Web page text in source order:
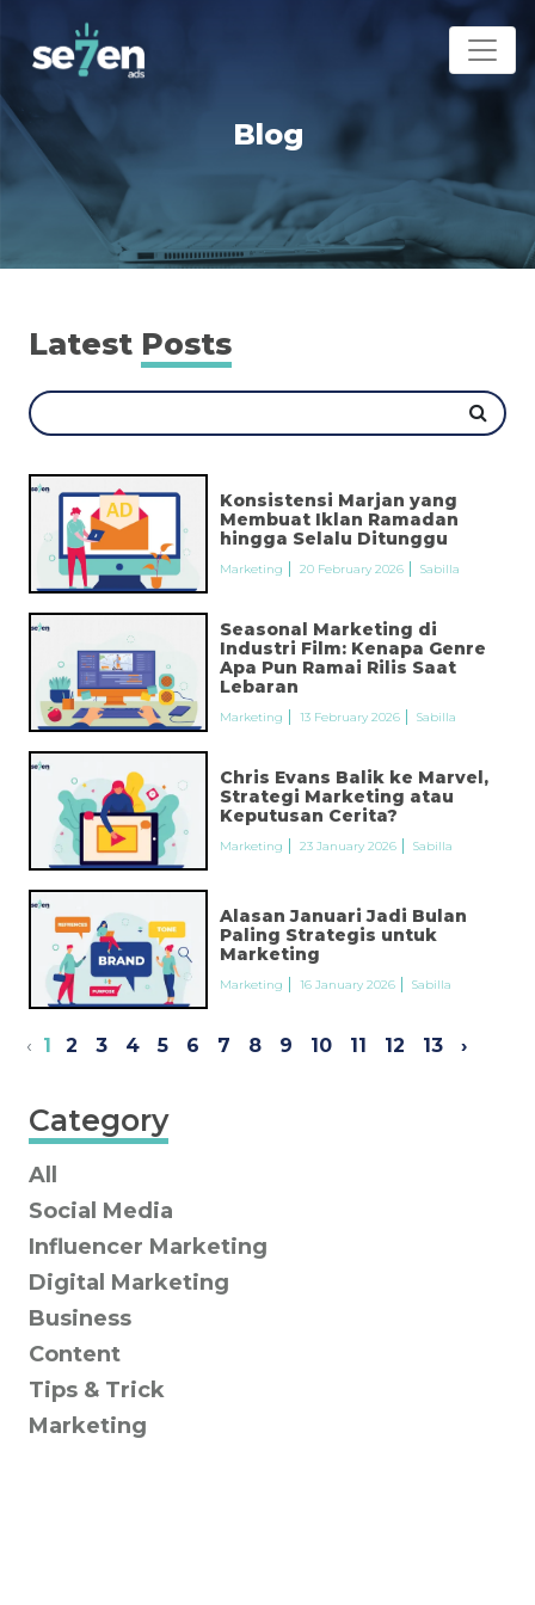
Blog
Latest Posts
Konsistensi Marjan yang
Membuat Iklan Ramadan
hingga Selalu Ditunggu
Marketing 20 February 2026 Sabilla
Seasonal Marketing di
Industri Film: Kenapa Genre
Apa Pun Ramai Rilis Saat
Lebaran
Marketing 13 February 2026 Sabilla
Chris Evans Balik ke Marvel,
Strategi Marketing atau
Keputusan Cerita?
Marketing 23 January 2026 Sabilla
Alasan Januari Jadi Bulan
Paling Strategis untuk
Marketing
Marketing 16 January 2026 Sabilla
‹ 1 2 3 4 5 6 7 8 9 10 11 12 13 ›
Category
All
Social Media
Influencer Marketing
Digital Marketing
Business
Content
Tips & Trick
Marketing